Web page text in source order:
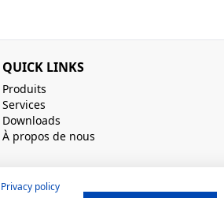
QUICK LINKS
Produits
Services
Downloads
À propos de nous
Privacy policy